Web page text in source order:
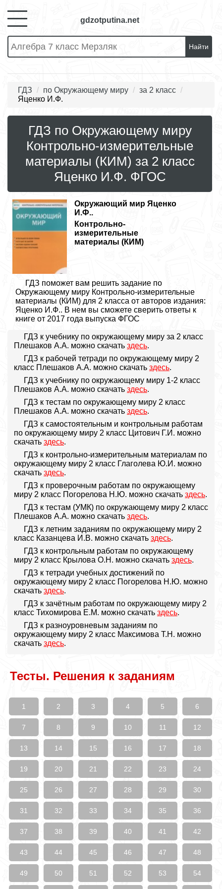
gdzotputina.net
Найти
ГДЗ по Окружающему миру
за 2 класс
Яценко И.Ф.
ГДЗ по Окружающему миру
Контрольно-измерительные
материалы (КИМ) за 2 класс
Яценко И.Ф. ФГОС
Окружающий мир Яценко
И.Ф..
Контрольно-
измерительные
материалы (КИМ)
ГДЗ поможет вам решить задание по
Окружающему миру Контрольно-измерительные
материалы (КИМ) для 2 класса от авторов издания:
Яценко И.Ф.. В нем вы сможете сверить ответы к
книге от 2017 года выпуска ФГОС
ГДЗ к учебнику по окружающему миру за 2 класс
Плешаков А.А. можно скачать здесь.
ГДЗ к рабочей тетради по окружающему миру 2
класс Плешаков А.А. можно скачать здесь.
ГДЗ к учебнику по окружающему миру 1-2 класс
Плешаков А.А. можно скачать здесь.
ГДЗ к тестам по окружающему миру 2 класс
Плешаков А.А. можно скачать здесь.
ГДЗ к самостоятельным и контрольным работам
по окружающему миру 2 класс Цитович Г.И. можно
скачать здесь.
ГДЗ к контрольно-измерительным материалам по
окружающему миру 2 класс Глаголева Ю.И. можно
скачать здесь.
ГДЗ к проверочным работам по окружающему
миру 2 класс Погорелова Н.Ю. можно скачать здесь.
ГДЗ к тестам (УМК) по окружающему миру 2 класс
Плешаков А.А. можно скачать здесь.
ГДЗ к летним заданиям по окружающему миру 2
класс Казанцева И.В. можно скачать здесь.
ГДЗ к контрольным работам по окружающему
миру 2 класс Крылова О.Н. можно скачать здесь.
ГДЗ к тетради учебных достижений по
окружающему миру 2 класс Погорелова Н.Ю. можно
скачать здесь.
ГДЗ к зачётным работам по окружающему миру 2
класс Тихомирова Е.М. можно скачать здесь.
ГДЗ к разноуровневым заданиям по
окружающему миру 2 класс Максимова Т.Н. можно
скачать здесь.
Тесты. Решения к заданиям
1 2 3 4 5 6
7 8 9 10 11 12
13 14 15 16 17 18
19 20 21 22 23 24
25 26 27 28 29 30
31 32 33 34 35 36
37 38 39 40 41 42
43 44 45 46 47 48
49 50 51 52 53 54